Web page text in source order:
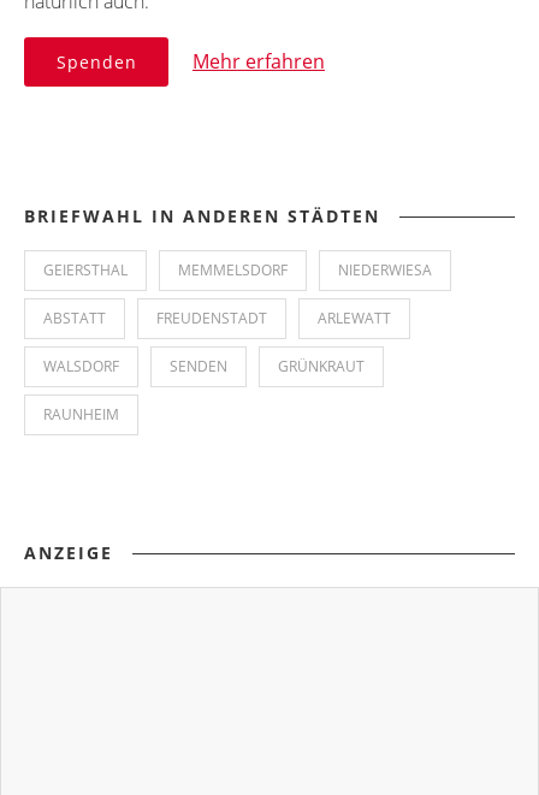
Spenden Mehr erfahren
BRIEFWAHL IN ANDEREN STÄDTEN
GEIERSTHAL MEMMELSDORF NIEDERWIESA
ABSTATT FREUDENSTADT ARLEWATT
WALSDORF SENDEN GRÜNKRAUT
RAUNHEIM
ANZEIGE